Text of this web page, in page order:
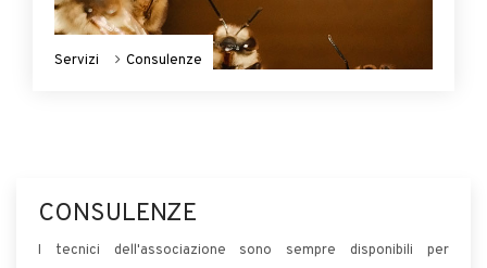
Servizi Consulenze
CONSULENZE
I tecnici dell'associazione sono sempre disponibili per